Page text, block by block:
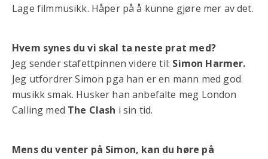
Lage filmmusikk. Håper på å kunne gjøre mer av det.
Hvem synes du vi skal ta neste prat med?
Jeg sender stafettpinnen videre til: Simon Harmer.
Jeg utfordrer Simon pga han er en mann med god
musikk smak. Husker han anbefalte meg London
Calling med The Clash i sin tid.
Mens du venter på Simon, kan du høre på